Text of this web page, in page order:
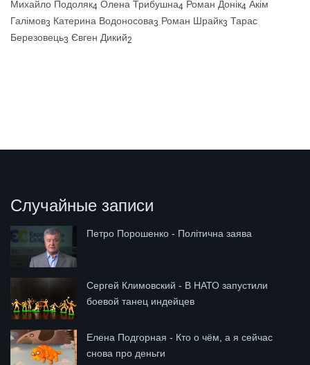
Михайло Подоляк4 Олена Трибушна4 Роман Донік4 Акім
Галімов3 Катерина Водоносова3 Роман Шрайк3 Тарас
Березовець3 Євген Дикий2
Случайные записи
Петро Порошенко - Політична заява
Сергей Климовский - В НАТО запустили
боевой танец индейцев
Елена Подгорная - Кто о чём, а я сейчас
снова про деньги